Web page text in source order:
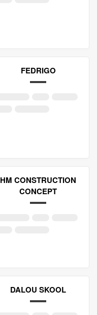
FEDRIGO
HM CONSTRUCTION
CONCEPT
DALOU SKOOL